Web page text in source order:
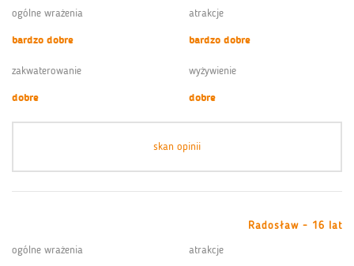
ogólne wrażenia
bardzo dobre
atrakcje
bardzo dobre
zakwaterowanie
dobre
wyżywienie
dobre
skan opinii
Radosław - 16 lat
ogólne wrażenia
atrakcje